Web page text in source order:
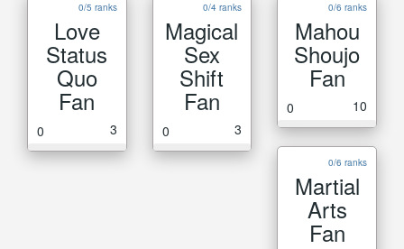
0/5 ranks
Love
Status
Quo
Fan
0 3
0/4 ranks
Magical
Sex
Shift
Fan
0 3
0/6 ranks
Mahou
Shoujo
Fan
0 10
0/6 ranks
Martial
Arts
Fan